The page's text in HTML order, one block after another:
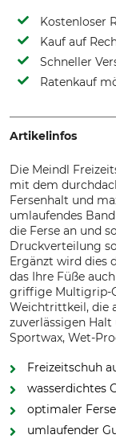
Kostenloser
Kauf auf
Schneller
Ratenkauf
Artikelinfos
Die Meindl
mit dem
Fersenhalt und
umlaufendes
die Ferse an und
Druckverteilung
Ergänzt wird dies
das Ihre Füße
griffige Multigrip-
Weichtrittkeil, die
zuverlässigen
Sportwax, Wet-
Freizeitschuh
wasserdichtes
optimaler
umlaufender